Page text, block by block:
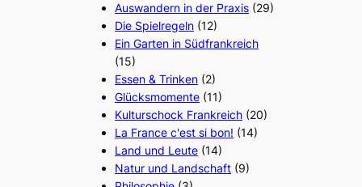
Auswandern in der Praxis (29)
Die Spielregeln (12)
Ein Garten in Südfrankreich
(15)
Essen & Trinken (2)
Glücksmomente (11)
Kulturschock Frankreich (20)
La France c'est si bon! (14)
Land und Leute (14)
Natur und Landschaft (9)